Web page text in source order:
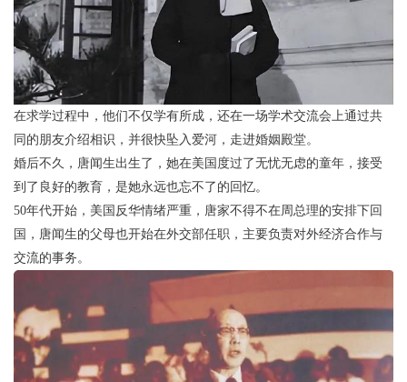
在求学过程中，他们不仅学有所成，还在一场学术交流会上通过共
同的朋友介绍相识，并很快坠入爱河，走进婚姻殿堂。
婚后不久，唐闻生出生了，她在美国度过了无忧无虑的童年，接受
到了良好的教育，是她永远也忘不了的回忆。
50年代开始，美国反华情绪严重，唐家不得不在周总理的安排下回
国，唐闻生的父母也开始在外交部任职，主要负责对外经济合作与
交流的事务。